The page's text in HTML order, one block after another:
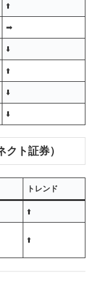
⬆️
➡︎
⬇️
⬆️
⬇️
⬇️
ト証券）
トレンド
⬆️
⬆️